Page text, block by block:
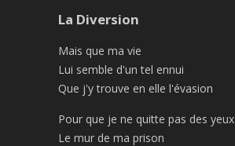
La Diversion
Mais que ma vie
Lui semble d'un tel ennui
Que j'y trouve en elle l'évasion
Pour que je ne quitte pas des yeux
Le mur de ma prison